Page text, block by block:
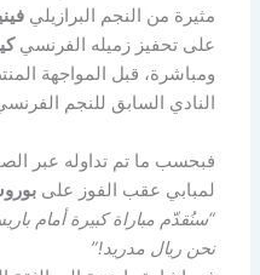
مثيرة من النجم البرازيلي
على تحفيز زميله الفرنسي
ومباشرة، قبل المواجهة
النادي السابق للنجم
فبحسب ما تم تداوله عبر
لمبابي عقب الفوز على
“سنُقدّم مباراة كبيرة أمام
نحن ريال مدريد!”